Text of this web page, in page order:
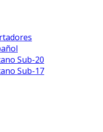
Sub-20
Sub-17